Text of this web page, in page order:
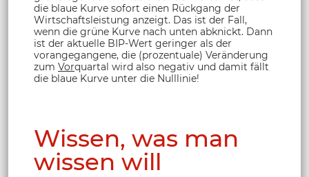
die blaue Kurve sofort einen Rückgang der
Wirtschaftsleistung anzeigt. Das ist der Fall,
wenn die grüne Kurve nach unten abknickt. Dann
ist der aktuelle BIP-Wert geringer als der
vorangegangene, die (prozentuale) Veränderung
zum Vorquartal wird also negativ und damit fällt
die blaue Kurve unter die Nulllinie!
Wissen, was man
wissen will